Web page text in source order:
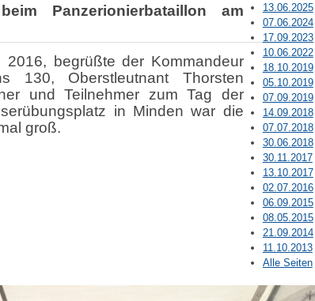
13.06.2025
07.06.2024
17.09.2023
10.06.2022
18.10.2019
05.10.2019
07.09.2019
14.09.2018
07.07.2018
30.06.2018
30.11.2017
13.10.2017
02.07.2016
06.09.2015
08.05.2015
21.09.2014
11.10.2013
Alle Seiten
Panzerionierbataillon am
begrüßte der Kommandeur
130, Oberstleutnant Thorsten
und Teilnehmer zum Tag der
in Minden war die
groß.